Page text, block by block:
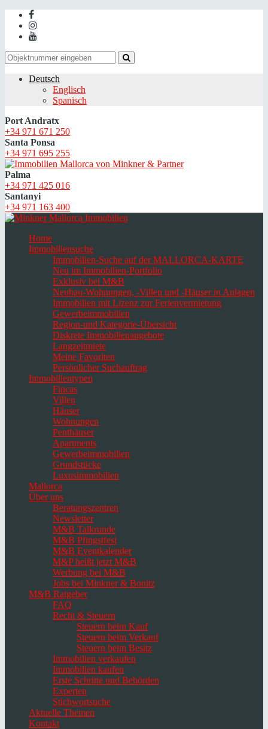
Deutsch
Englisch
Spanisch
Port Andratx
+34 971 671 250
Santa Ponsa
+34 971 695 255
Palma
+34 971 425 016
Santanyi
+34 971 163 400
Home
Immobiliensuche
Immobilien-Suche auf der MALLORCA-KARTE
Neu im Immobilien-Portfolio
Exklusiv bei M&B
Neubau-Wohnungen, -Villen und -Häuser in Anlagen
Immobilien mit Lizenz zur Ferienvermietung
Gewerbeimmobilien
Region-und Kategorie-Übersicht
Diskrete Immobilienangebote
Langzeitmiete
Meine Favoriten
Persönlicher Suchauftrag
Immobilientypen
Fincas
Villen
Häuser
Wohnungen
Penthäuser
Apartments
Gewerbeimmobilien
Grundstücke
Luxusimmobilien
Mallorca
Über uns
Beratungszentren
Newsletter
M&B Talkrunde
M&B Pfingstfest
M&B Eventkalender
M&P heißt jetzt M&B
Werbung bei M&B
Jobs bei Minkner & Bonitz
M&B Ratgeber
FAQ
Recht & Steuern
Steuern beim Kauf
Steuern beim Verkauf
Steuern beim Besitz
Immobilien verkaufen
Immobilien kaufen
Erste Schritte und Behörden
Experten
Stichwortsuche
Aktuelle Themen
Kontakt